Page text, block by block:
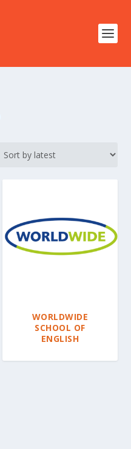
WORLDWIDE
SCHOOL OF
ENGLISH